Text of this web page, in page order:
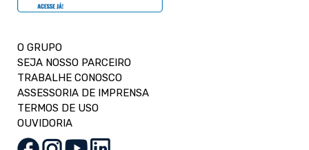
O GRUPO
SEJA NOSSO PARCEIRO
TRABALHE CONOSCO
ASSESSORIA DE IMPRENSA
TERMOS DE USO
OUVIDORIA